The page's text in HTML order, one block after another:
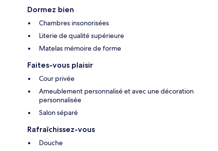
Dormez bien
Chambres insonorisées
Literie de qualité supérieure
Matelas mémoire de forme
Faites-vous plaisir
Cour privée
Ameublement personnalisé et avec une décoration
personnalisée
Salon séparé
Rafraîchissez-vous
Douche